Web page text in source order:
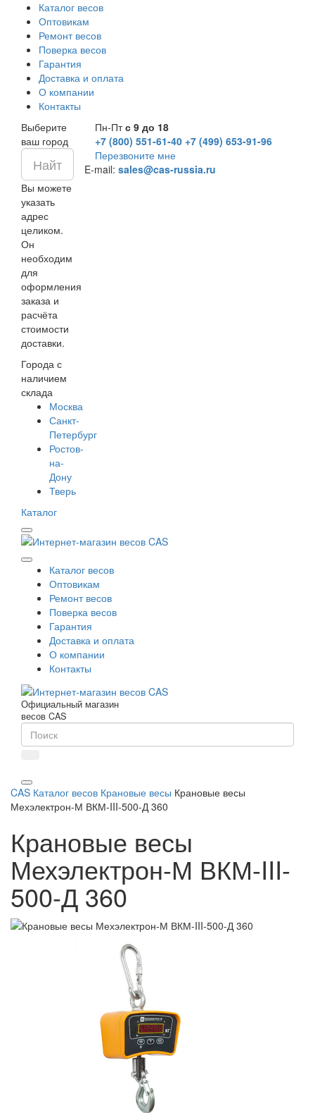
Каталог весов
Оптовикам
Ремонт весов
Поверка весов
Гарантия
Доставка и оплата
О компании
Контакты
Выберите
ваш город
Вы можете
указать
адрес
целиком.
Он
необходим
для
оформления
заказа и
расчёта
стоимости
доставки.
Города с
наличием
склада
Москва
Санкт-
Петербург
Ростов-
на-
Дону
Тверь
Пн-Птс 9 до 18
+7 (800) 551-61-40 +7 (499) 653-91-96
Перезвоните мне
E-mail: sales@cas-russia.ru
Каталог
Каталог весов
Оптовикам
Ремонт весов
Поверка весов
Гарантия
Доставка и оплата
О компании
Контакты
Официальный магазин
весов CAS
CAS Каталог весов Крановые весы Крановые весы
Мехэлектрон-М ВКМ-III-500-Д 360
Крановые весы
Мехэлектрон-М ВКМ-III-
500-Д 360